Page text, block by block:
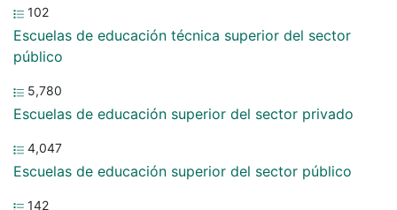
102
Escuelas de educación técnica superior del sector
público
5,780
Escuelas de educación superior del sector privado
4,047
Escuelas de educación superior del sector público
142